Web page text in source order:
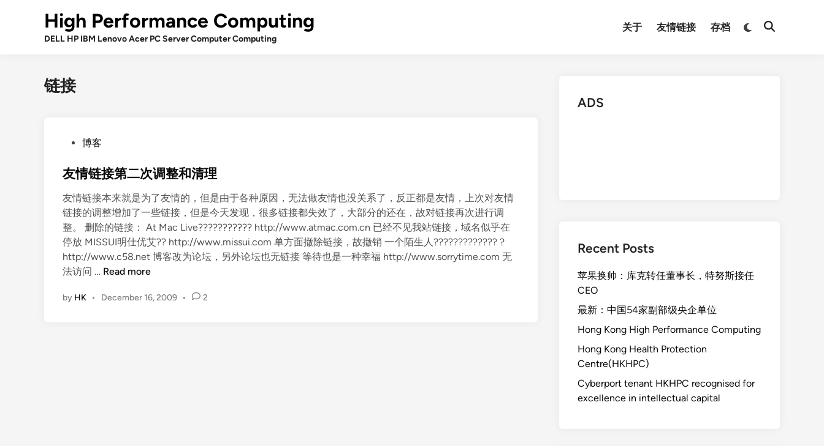
High Performance Computing
DELL HP IBM Lenovo Acer PC Server Computer Computing
关于 友情链接 存档
Switch
Open
链接
s
e
d
i
n
博客
友情链接第二次调整和清理
友情链接本来就是为了友情的，但是由于各种原因，无法做友情也没关系了，反正都是友情，上次对友情
链接的调整增加了一些链接，但是今天发现，很多链接都失效了，大部分的还在，故对链接再次进行调
整。 删除的链接： At Mac Live??????????? http://www.atmac.com.cn 已经不见我站链接，域名似乎在
停放 MISSUI明仕优艾?? http://www.missui.com 单方面撤除链接，故撤销 一个陌生人????????????? ?
http://www.c58.net 博客改为论坛，另外论坛也无链接 等待也是一种幸福 http://www.sorrytime.com 无
法访问 … 友
链
Read more
by HK • December 16, 2009 • 2
ADS
Recent Posts
苹果换帅：库克转任董事长，特努斯接任
CEO
最新：中国54家副部级央企单位
Hong Kong High Performance Computing
Hong Kong Health Protection
Centre(HKHPC)
Cyberport tenant HKHPC recognised for
excellence in intellectual capital